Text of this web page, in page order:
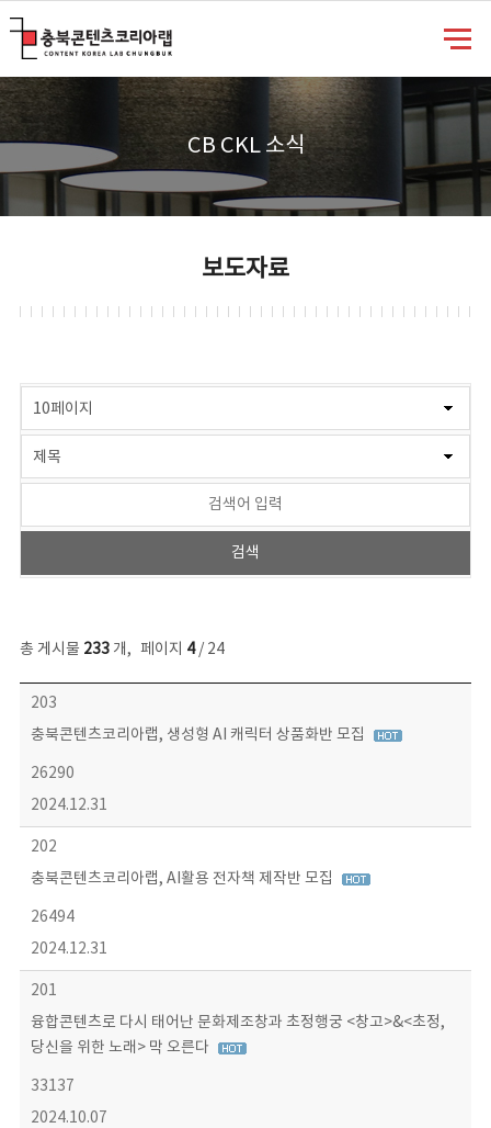
CB CKL 소식
보도자료
총 게시물 233개, 페이지 4/ 24
보도자료 목록 - 번호, 제목, 작성자, 파일, 조회수, 작성일 정보 제공
203
충북콘텐츠코리아랩, 생성형 AI 캐릭터 상품화반 모집
26290
2024.12.31
202
충북콘텐츠코리아랩, AI활용 전자책 제작반 모집
26494
2024.12.31
201
융합콘텐츠로 다시 태어난 문화제조창과 초정행궁 <창고>&<초정,
당신을 위한 노래> 막 오른다
33137
2024.10.07